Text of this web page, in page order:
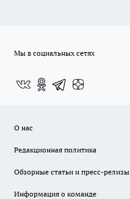
Мы в социальных сетях
О нас
Редакционная политика
Обзорные статьи и пресс-релизы
Информация о команде